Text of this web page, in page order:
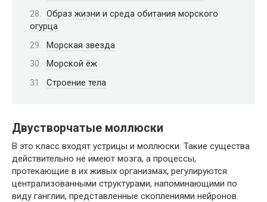
Образ жизни и среда обитания морского
огурца
Морская звезда
Морской ёж
Строение тела
Двустворчатые моллюски
В это класс входят устрицы и моллюски. Такие существа
действительно не имеют мозга, а процессы,
протекающие в их живых организмах, регулируются
централизованными структурами, напоминающими по
виду ганглии, представленные скоплениями нейронов.